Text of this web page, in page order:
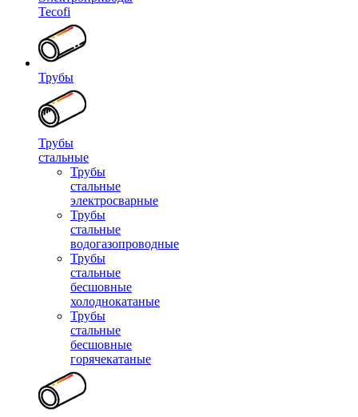
Tecofi
Трубы
Трубы
стальные
Трубы
стальные
электросварные
Трубы
стальные
водогазопроводные
Трубы
стальные
бесшовные
холоднокатаные
Трубы
стальные
бесшовные
горячекатаные